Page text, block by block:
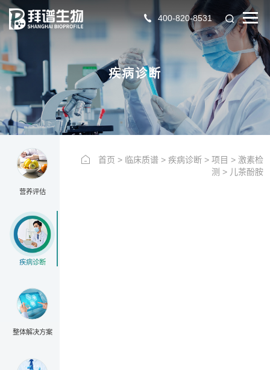
400-820-8531
YYPG
疾病诊断
营养评估
疾病诊断
整体解决方案
首页 > 临床质谱> 疾病诊断> 项目 > 激素检
测 > 儿茶酚胺